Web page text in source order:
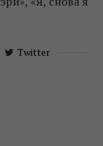
Twitter